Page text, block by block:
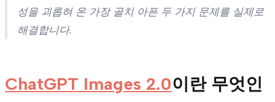
성을 괴롭혀 온 가장 골치 아픈 두 가지 문제를 실제로
해결합니다.
ChatGPT Images 2.0이란 무엇인